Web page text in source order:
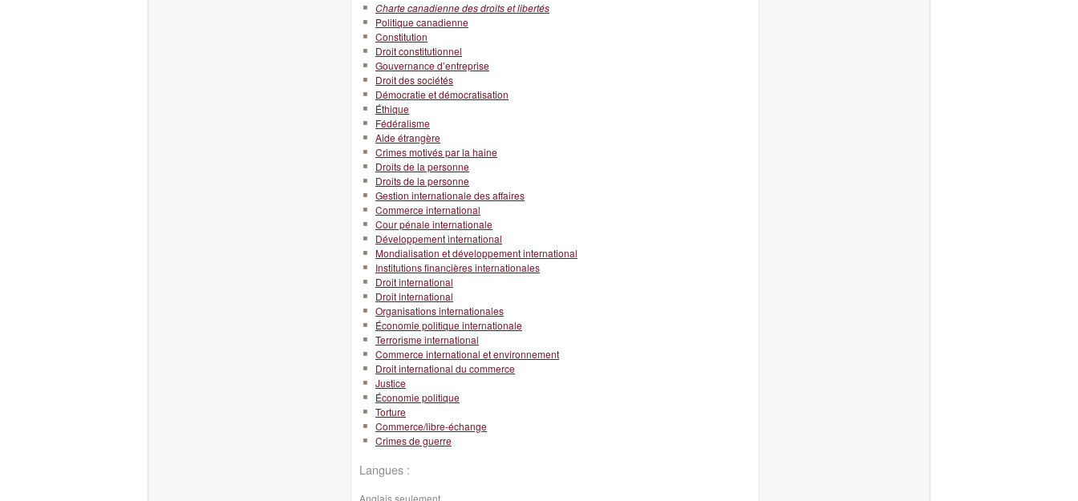
Charte canadienne des droits et libertés
Politique canadienne
Constitution
Droit constitutionnel
Gouvernance d’entreprise
Droit des sociétés
Démocratie et démocratisation
Éthique
Fédéralisme
Aide étrangère
Crimes motivés par la haine
Droits de la personne
Droits de la personne
Gestion internationale des affaires
Commerce international
Cour pénale internationale
Développement international
Mondialisation et développement international
Institutions financières internationales
Droit international
Droit international
Organisations internationales
Économie politique internationale
Terrorisme international
Commerce international et environnement
Droit international du commerce
Justice
Économie politique
Torture
Commerce/libre-échange
Crimes de guerre
Langues :
Anglais seulement